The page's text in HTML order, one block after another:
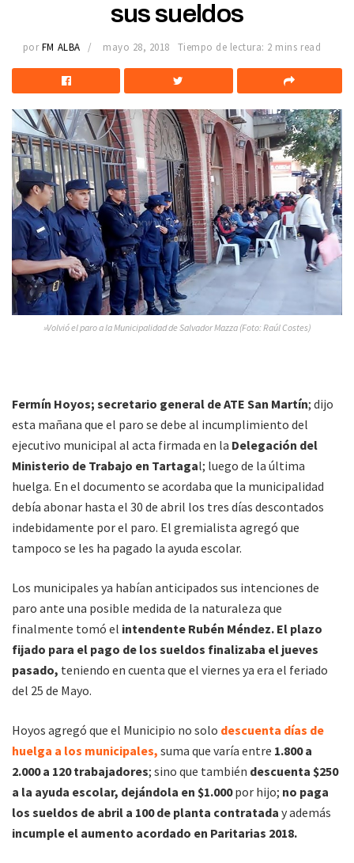
sus sueldos
por FM ALBA mayo 28, 2018 Tiempo de lectura: 2 mins read
»Volvió el paro a la Municipalidad de Salvador Mazza (Foto: Raúl Costes)
Fermín Hoyos; secretario general de ATE San Martín; dijo
esta mañana que el paro se debe al incumplimiento del
ejecutivo municipal al acta firmada en la Delegación del
Ministerio de Trabajo en Tartagal; luego de la última
huelga. En el documento se acordaba que la municipalidad
debía abonar hasta el 30 de abril los tres días descontados
indebidamente por el paro. El gremialista agregó que
tampoco se les ha pagado la ayuda escolar.
Los municipales ya habían anticipados sus intenciones de
paro ante una posible medida de la naturaleza que
finalmente tomó el intendente Rubén Méndez. El plazo
fijado para el pago de los sueldos finalizaba el jueves
pasado, teniendo en cuenta que el viernes ya era el feriado
del 25 de Mayo.
Hoyos agregó que el Municipio no solo descuenta días de
huelga a los municipales, suma que varía entre 1.800 a
2.000 a 120 trabajadores; sino que también descuenta $250
a la ayuda escolar, dejándola en $1.000por hijo; no paga
los sueldos de abril a 100 de planta contratada y además
incumple el aumento acordado en Paritarias 2018.